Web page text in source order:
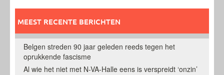
MEEST RECENTE BERICHTEN
Belgen streden 90 jaar geleden reeds tegen het
oprukkende fascisme
Al wie het niet met N-VA-Halle eens is verspreidt ‘onzin’